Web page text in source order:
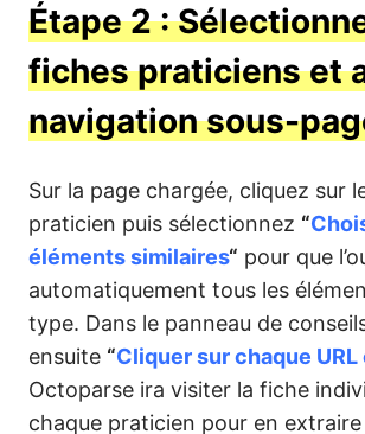
Étape 2 :
fiches praticiens et
navigation sous-
Sur la page chargée, cliquez sur
praticien puis sélectionnez “
éléments similaires“ pour que
automatiquement tous les
type. Dans le panneau de
ensuite “Cliquer sur chaque
Octoparse ira visiter la fiche
chaque praticien pour en